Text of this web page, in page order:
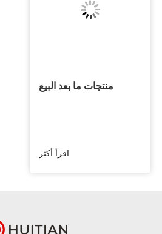
منتجات ما بعد البيع
اقرأ أكثر